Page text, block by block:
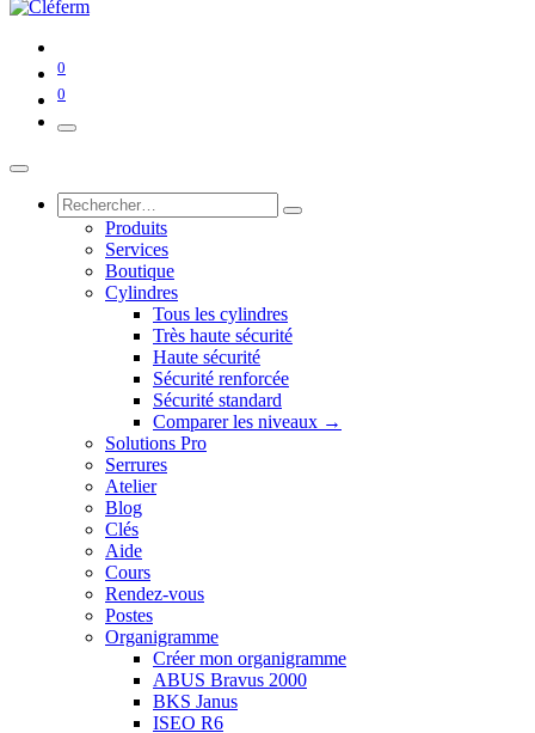
0
0
Produits
Services
Boutique
Cylindres
Tous les cylindres
Très haute sécurité
Haute sécurité
Sécurité renforcée
Sécurité standard
Comparer les niveaux →
Solutions Pro
Serrures
Atelier
Blog
Clés
Aide
Cours
Rendez-vous
Postes
Organigramme
Créer mon organigramme
ABUS Bravus 2000
BKS Janus
ISEO R6